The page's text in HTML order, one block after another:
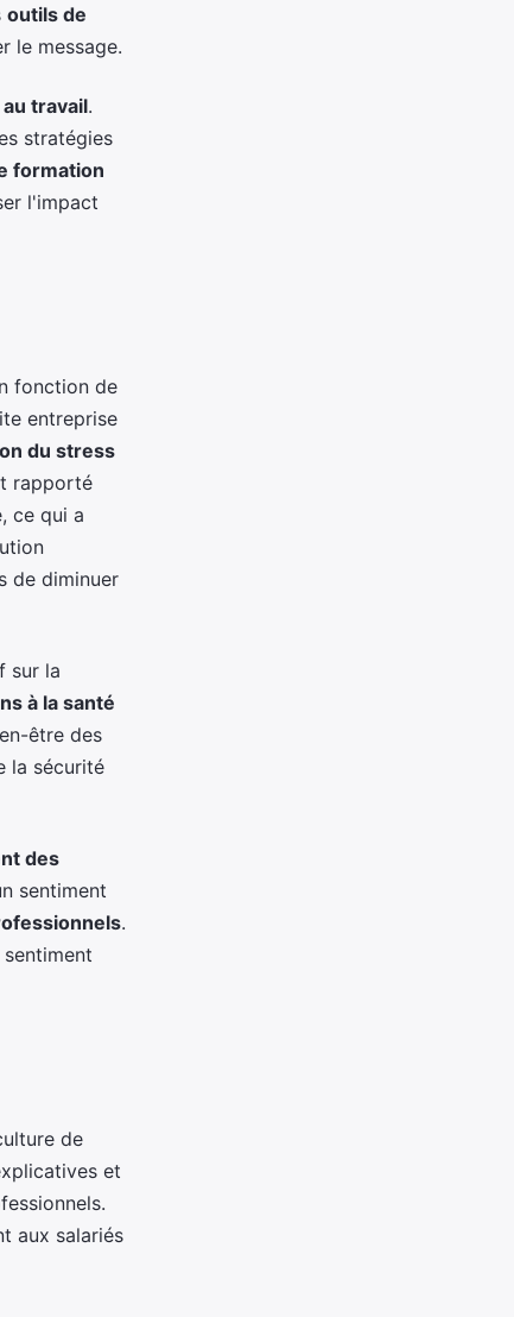
outils de
le message.
travail.
stratégies
formation
l'impact
fonction de
entreprise
du stress
rapporté
ce qui a
de diminuer
sur la
à la santé
être des
la sécurité
des
sentiment
.
de
et
aux salariés